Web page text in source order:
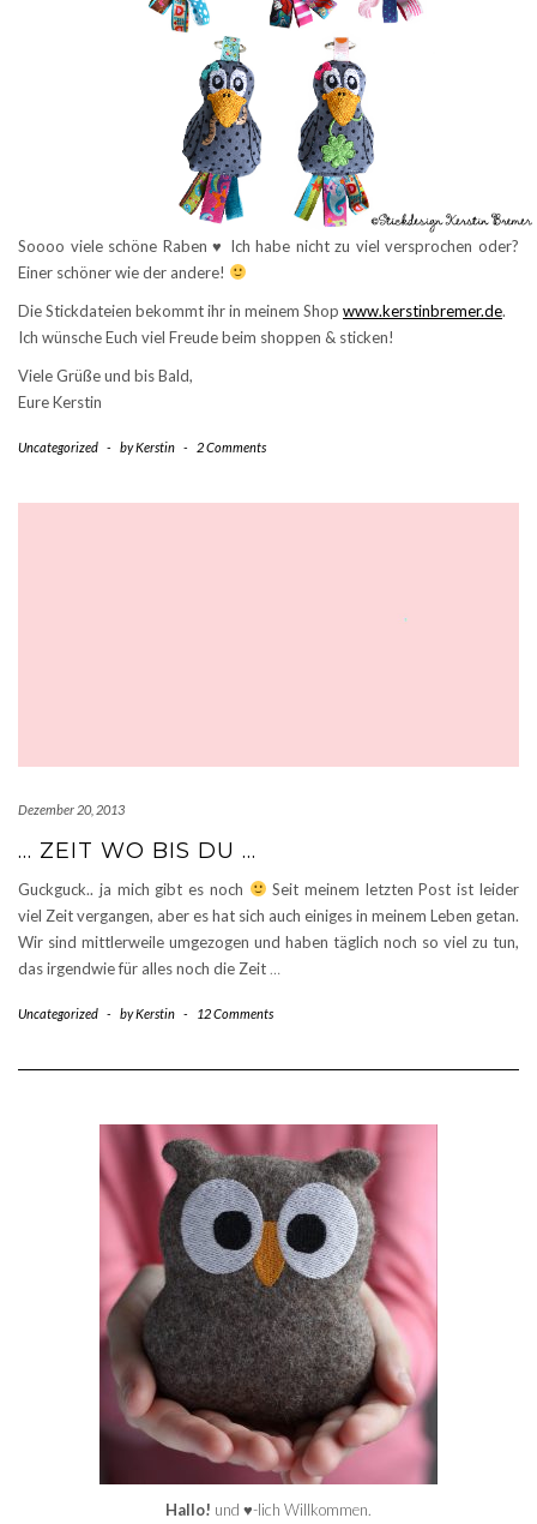
Soooo viele schöne Raben♥ Ich habe nicht zu viel versprochen oder?
Einer schöner wie der andere!
Die Stickdateien bekommt ihr in meinem Shop www.kerstinbremer.de.
Ich wünsche Euch viel Freude beim shoppen & sticken!
Viele Grüße und bis Bald,
Eure Kerstin
Uncategorized - byKerstin - 2 Comments
Dezember 20, 2013
… ZEIT WO BIS DU …
Guckguck.. ja mich gibt es noch
Seit meinem letzten Post ist leider
viel Zeit vergangen, aber es hat sich auch einiges in meinem Leben getan.
Wir sind mittlerweile umgezogen und haben täglich noch so viel zu tun,
das irgendwie für alles noch die Zeit …
Uncategorized - byKerstin - 12 Comments
Hallo! und ♥-lich Willkommen.